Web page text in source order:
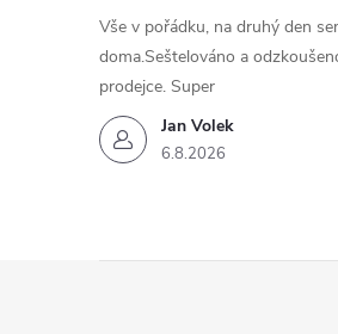
Jan Volek
6.8.2026
Vše v pořádku, na druhý den
doma.Seštelováno a
prodejce. Super